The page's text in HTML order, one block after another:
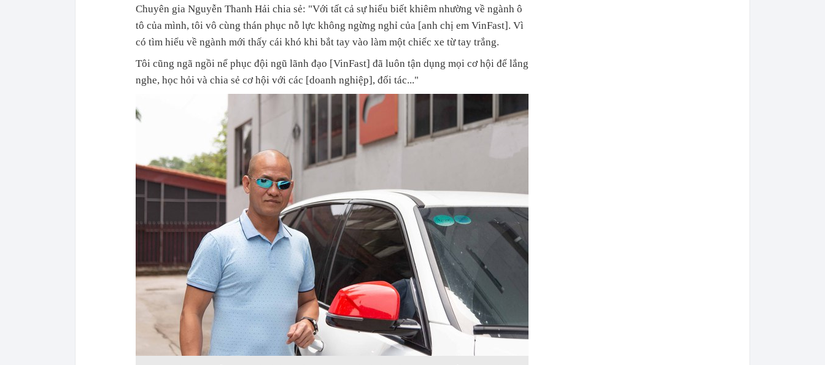
Chuyên gia Nguyễn Thanh Hải chia sẻ: "Với tất cả sự hiểu biết khiêm nhường về ngành ô
tô của mình, tôi vô cùng thán phục nỗ lực không ngừng nghỉ của [anh chị em VinFast]. Vì
có tìm hiểu về ngành mới thấy cái khó khi bắt tay vào làm một chiếc xe từ tay trắng.
Tôi cũng ngã ngồi nể phục đội ngũ lãnh đạo [VinFast] đã luôn tận dụng mọi cơ hội để lắng
nghe, học hỏi và chia sẻ cơ hội với các [doanh nghiệp], đối tác..."